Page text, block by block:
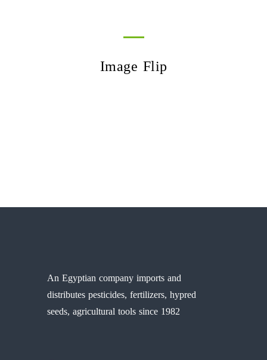
Image Flip
An Egyptian company imports and
distributes pesticides, fertilizers, hypred
seeds, agricultural tools since 1982